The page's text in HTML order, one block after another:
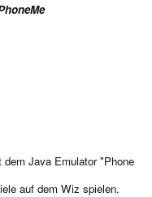
Java Emulator "Phone
auf dem Wiz spielen.